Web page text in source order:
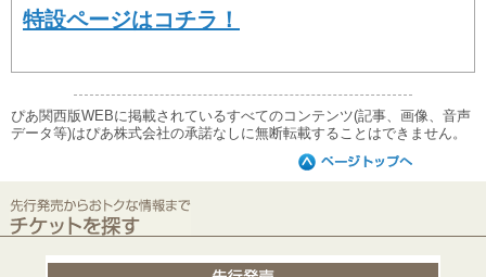
特設ページはコチラ！
ぴあ関西版WEBに掲載されているすべてのコンテンツ(記事、画像、音声
データ等)はぴあ株式会社の承諾なしに無断転載することはできません。